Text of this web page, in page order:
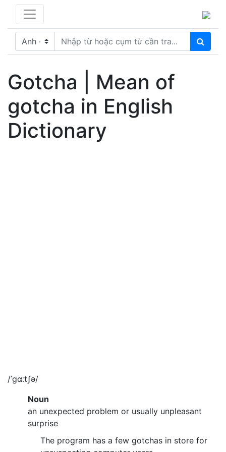
Gotcha | Mean of
gotcha in English
Dictionary
/ˈgɑːtʃə/
Noun
an unexpected problem or usually unpleasant
surprise
The program has a few gotchas in store for